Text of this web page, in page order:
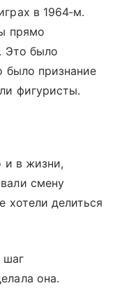
в 1964‑м.
прямо
Это было
было признание
фигуристы.
и в жизни,
смену
хотели делиться
шаг
она.